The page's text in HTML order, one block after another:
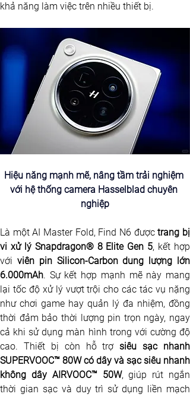
khả năng làm việc trên nhiều thiết bị.
Hiệu năng mạnh mẽ, nâng tầm trải nghiệm
với hệ thống camera Hasselblad chuyên
nghiệp
Là một AI Master Fold, Find N6 được trang bị
vi xử lý Snapdragon® 8 Elite Gen 5, kết hợp
với viên pin Silicon-Carbon dung lượng lớn
6.000mAh. Sự kết hợp mạnh mẽ này mang
lại tốc độ xử lý vượt trội cho các tác vụ nặng
như chơi game hay quản lý đa nhiệm, đồng
thời đảm bảo thời lượng pin trọn ngày, ngay
cả khi sử dụng màn hình trong với cường độ
cao. Thiết bị còn hỗ trợ siêu sạc nhanh
SUPERVOOC™ 80W có dây và sạc siêu nhanh
không dây AIRVOOC™ 50W, giúp rút ngắn
thời gian sạc và duy trì sử dụng liền mạch